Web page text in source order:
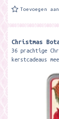
Toevoegen
Christmas
36 prachtige
kerstcadeaus